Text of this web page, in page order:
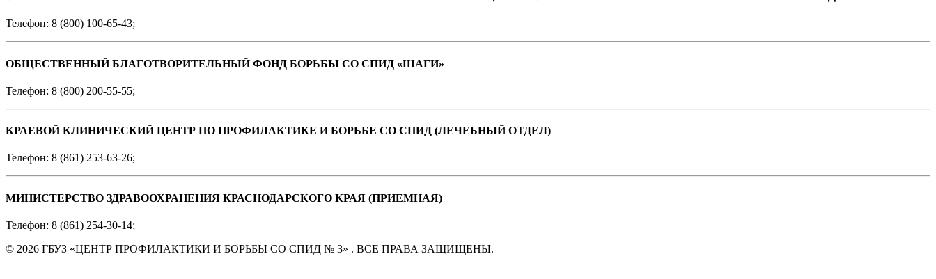
Телефон: 8 (800) 100-65-43;
ОБЩЕСТВЕННЫЙ БЛАГОТВОРИТЕЛЬНЫЙ ФОНД БОРЬБЫ СО СПИД «ШАГИ»
Телефон: 8 (800) 200-55-55;
КРАЕВОЙ КЛИНИЧЕСКИЙ ЦЕНТР ПО ПРОФИЛАКТИКЕ И БОРЬБЕ СО СПИД (ЛЕЧЕБНЫЙ ОТДЕЛ)
Телефон: 8 (861) 253-63-26;
МИНИСТЕРСТВО ЗДРАВООХРАНЕНИЯ КРАСНОДАРСКОГО КРАЯ (ПРИЕМНАЯ)
Телефон: 8 (861) 254-30-14;
© 2026 ГБУЗ «ЦЕНТР ПРОФИЛАКТИКИ И БОРЬБЫ СО СПИД № 3» . ВСЕ ПРАВА ЗАЩИЩЕНЫ.